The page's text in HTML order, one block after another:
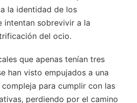
la identidad de los
intentan sobrevivir a la
del ocio.
que apenas tenían tres
han visto empujados a una
para cumplir con las
perdiendo por el camino